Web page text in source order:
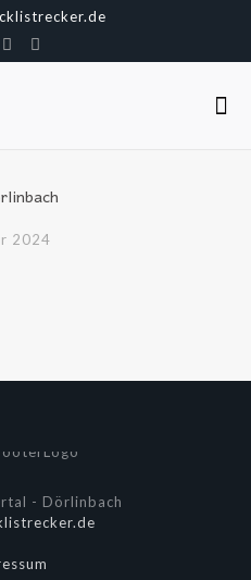
2024
- Dörlinbach